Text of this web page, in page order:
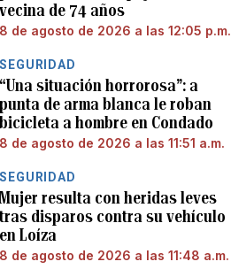
vecina de 74 años
8 de agosto de 2026 a las 12:05 p.m.
SEGURIDAD
“Una situación horrorosa”: a
punta de arma blanca le roban
bicicleta a hombre en Condado
8 de agosto de 2026 a las 11:51 a.m.
SEGURIDAD
Mujer resulta con heridas leves
tras disparos contra su vehículo
en Loíza
8 de agosto de 2026 a las 11:48 a.m.